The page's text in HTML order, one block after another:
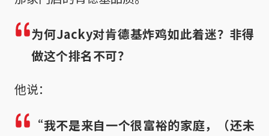
为何Jacky对肯德基炸鸡如此着迷？非得
做这个排名不可？
他说：
“我不是来自一个很富裕的家庭，（还未